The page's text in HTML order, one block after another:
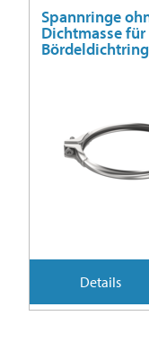
Spannringe
Dichtmasse für
Details